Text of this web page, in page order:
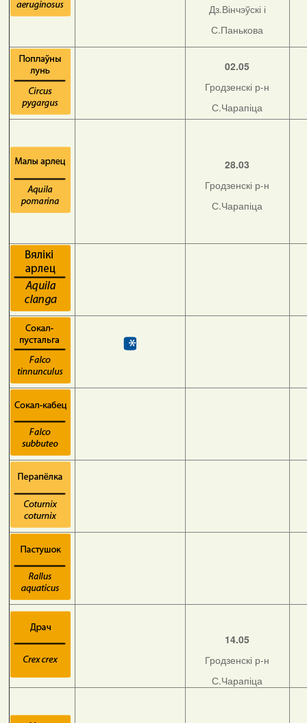
Дз.Вінчэўскі і
С.Панькова
02.05
Гродзенскі р-н
С.Чарапіца
28.03
Гродзенскі р-н
С.Чарапіца
14.05
Гродзенскі р-н
С.Чарапіца